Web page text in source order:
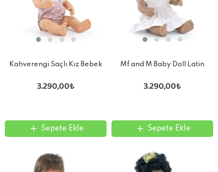
Kahverengi Saçlı Kız Bebek
3.290,00₺
Sepete Ekle
Mf and M Baby Doll Latin
3.290,00₺
Sepete Ekle